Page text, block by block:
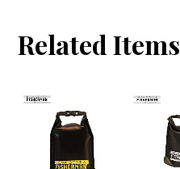
Related Items